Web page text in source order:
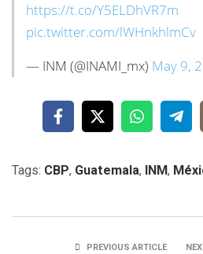
https://t.co/Y5ELDhVR7m
pic.twitter.com/lWHnkhlmCv
— INM (@INAMI_mx) May 9,
Tags: CBP, Guatemala, INM,
PREVIOUS ARTICLE